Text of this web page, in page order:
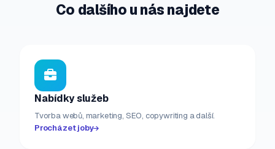
Co dalšího u nás najdete
Nabídky služeb
Tvorba webů, marketing, SEO, copywriting a další.
Procházet joby